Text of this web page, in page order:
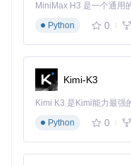
Python
0
Kimi-K3
Python
0